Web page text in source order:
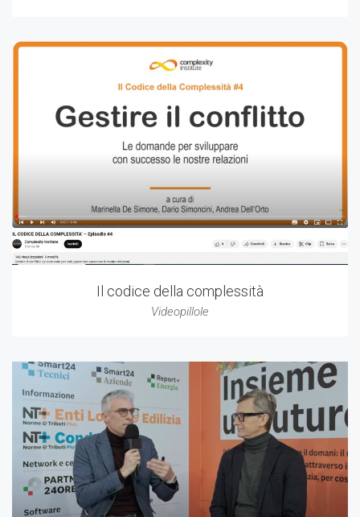
Il codice della complessità
Videopillole